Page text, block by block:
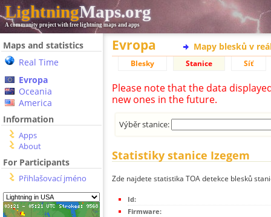
LightningMaps.org
A community project with free lightning maps and apps
Maps and statistics
Real Time
Evropa
Oceania
America
Information
Apps
About
For Participants
Přihlašovací jméno
Evropa Mapy blesků v
Blesky Stanice Síť
Please note that the data
new ones in the future.
Výběr stanice:
Statistiky stanice Izegem
Zde najdete statistika TOA detekce blesků
Id:
Firmware: